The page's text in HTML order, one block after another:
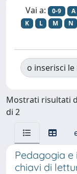
Vai a: 0-9 A
K
L M N
o inserisci le
Mostrati risultati
di 2
Pedagogia
chiavi di